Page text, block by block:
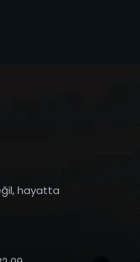
hayatta